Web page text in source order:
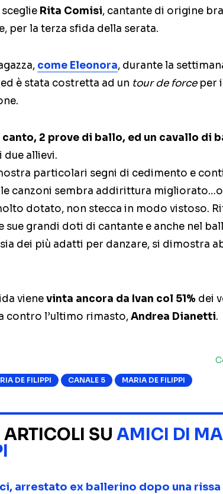
Rita Comisi, cantante di origine
per la terza sfida della serata.
come Eleonora, durante la
è stata costretta ad un tour de force per
canto, 2 prove di ballo, ed un cavallo di
due allievi.
particolari segni di cedimento e
canzoni sembra addirittura
dotato, non stecca in modo vistoso.
sue grandi doti di cantante e anche nel
dei più adatti per danzare, si dimostra
vienevinta ancora da Ivan col 51% dei
contro l’ultimo rimasto,Andrea Dianetti.
DE FILIPPI CANALE 5 MARIA DE FILIPPI
ARTICOLI SU AMICI DI
arrestato ex ballerino dopo una rissa